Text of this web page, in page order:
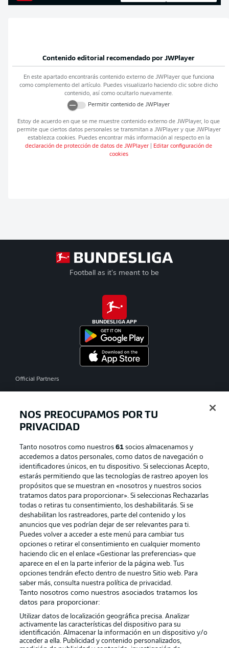
Contenido editorial recomendado por JWPlayer
En este apartado encontrarás contenido externo de JWPlayerque funciona
como complemento del artículo. Puedes visualizarlo haciendo clic sobre dicho
contenido, así como ocultarlo nuevamente.
Permitir contenido de JWPlayer
Estoy de acuerdo en que se me muestre contenido externo de JWPlayer, lo que
permite que ciertos datos personales se transmitan a JWPlayery que JWPlayer
establezca cookies. Puedes encontrar más información al respecto en la
declaración de protección de datos de JWPlayer
Editar configuración de
cookies
Football as it's meant to be
BUNDESLIGA APP
Official Partners
Publicidad Aviso legal
Gestionar las preferencias Declaracion de privacidad
Canales Trabajos
Jugadores Condiciones de uso
Sello Editorial Contacto
NOS PREOCUPAMOS POR TU
PRIVACIDAD
Tanto nosotros como nuestros61 socios almacenamos y
accedemos a datos personales, como datos de navegación o
identificadores únicos, en tu dispositivo. Si seleccionas Acepto,
estarás permitiendo que las tecnologías de rastreo apoyen los
propósitos que se muestran en «nosotros y nuestros socios
tratamos datos para proporcionar». Si seleccionas Rechazarlas
todas o retiras tu consentimiento, los deshabilitarás. Si se
deshabilitan los rastreadores, parte del contenido y los
anuncios que ves podrían dejar de ser relevantes para ti.
Puedes volver a acceder a este menú para cambiar tus
opciones o retirar el consentimiento en cualquier momento
haciendo clic en el enlace «Gestionar las preferencias» que
aparece en el en la parte inferior de la página web. Tus
opciones tendrán efecto dentro de nuestro Sitio web. Para
saber más, consulta nuestra política de privacidad.
Tanto nosotros como nuestros asociados tratamos los
datos para proporcionar:
Utilizar datos de localización geográfica precisa. Analizar
activamente las características del dispositivo para su
identificación. Almacenar la información en un dispositivo y/o
acceder a ella. Publicidad y contenido personalizados,